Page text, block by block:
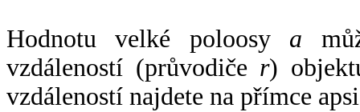
Hodnotu velké poloosy a
vzdáleností (průvodiče r)
vzdáleností najdete na přímce